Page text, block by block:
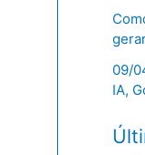
09/
IA,